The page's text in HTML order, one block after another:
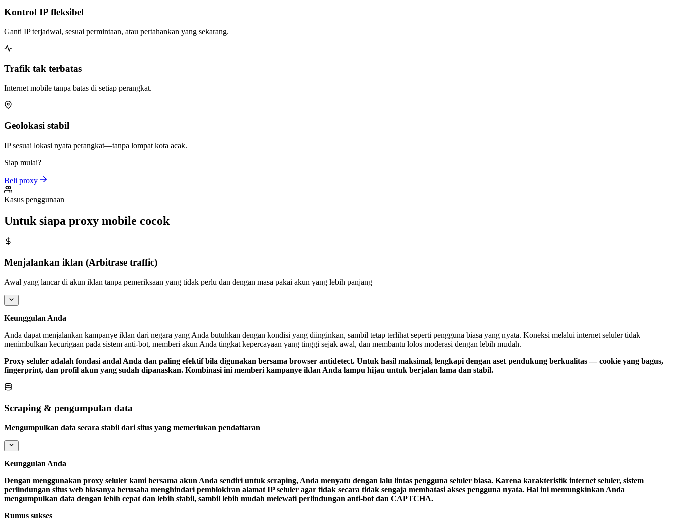
Kontrol IP fleksibel
Ganti IP terjadwal, sesuai permintaan, atau pertahankan yang sekarang.
Trafik tak terbatas
Internet mobile tanpa batas di setiap perangkat.
Geolokasi stabil
IP sesuai lokasi nyata perangkat—tanpa lompat kota acak.
Siap mulai?
Beli proxy
Kasus penggunaan
Untuk siapa proxy mobile cocok
Menjalankan iklan (Arbitrase traffic)
Awal yang lancar di akun iklan tanpa pemeriksaan yang tidak perlu dan dengan masa pakai akun yang lebih panjang
Keunggulan Anda
Anda dapat menjalankan kampanye iklan dari negara yang Anda butuhkan dengan kondisi yang diinginkan, sambil tetap terlihat seperti pengguna biasa yang nyata. Koneksi melalui internet seluler tidak
menimbulkan kecurigaan pada sistem anti-bot, memberi akun Anda tingkat kepercayaan yang tinggi sejak awal, dan membantu lolos moderasi dengan lebih mudah.
Proxy seluler adalah fondasi andal Anda dan paling efektif bila digunakan bersama browser antidetect. Untuk hasil maksimal, lengkapi dengan aset pendukung berkualitas — cookie yang bagus,
fingerprint, dan profil akun yang sudah dipanaskan. Kombinasi ini memberi kampanye iklan Anda lampu hijau untuk berjalan lama dan stabil.
Scraping & pengumpulan data
Mengumpulkan data secara stabil dari situs yang memerlukan pendaftaran
Keunggulan Anda
Dengan menggunakan proxy seluler kami bersama akun Anda sendiri untuk scraping, Anda menyatu dengan lalu lintas pengguna seluler biasa. Karena karakteristik internet seluler, sistem
perlindungan situs web biasanya berusaha menghindari pemblokiran alamat IP seluler agar tidak secara tidak sengaja membatasi akses pengguna nyata. Hal ini memungkinkan Anda
mengumpulkan data dengan lebih cepat dan lebih stabil, sambil lebih mudah melewati perlindungan anti-bot dan CAPTCHA.
Rumus sukses